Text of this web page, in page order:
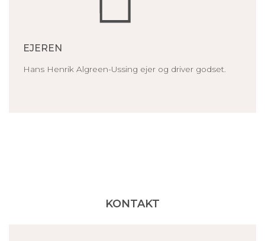
EJEREN
Hans Henrik Algreen-Ussing ejer og driver godset.
KONTAKT